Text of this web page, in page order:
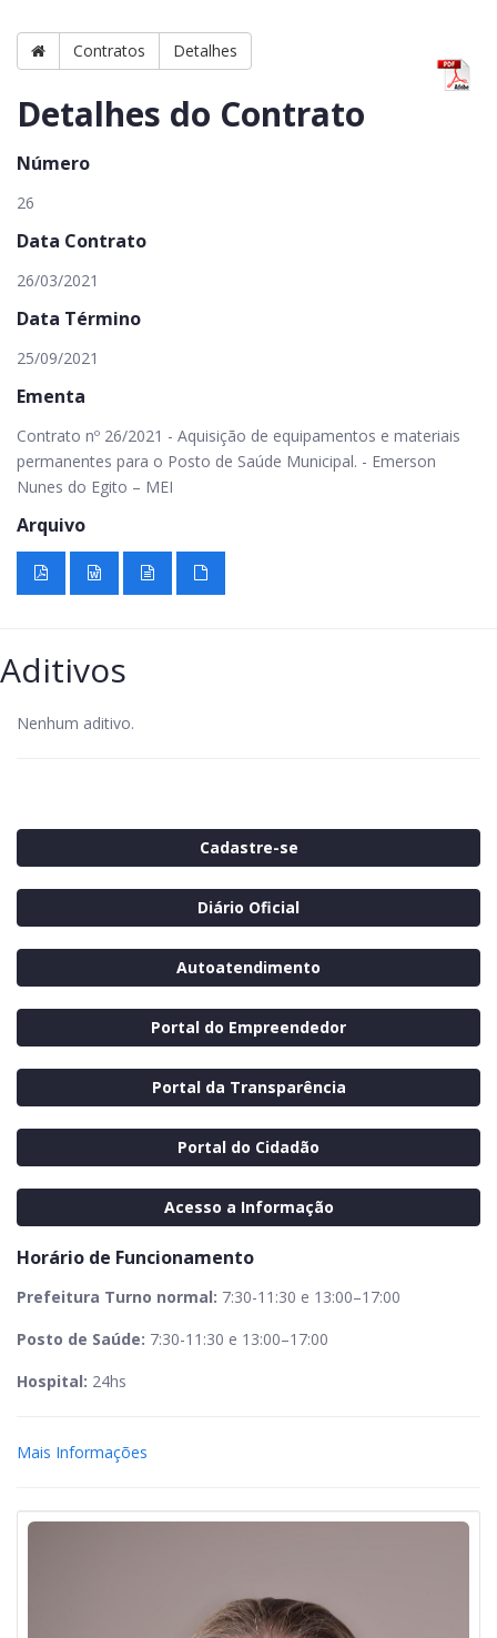
Contratos Detalhes
Detalhes do Contrato
Número
26
Data Contrato
26/03/2021
Data Término
25/09/2021
Ementa
Contrato nº 26/2021 - Aquisição de equipamentos e materiais
permanentes para o Posto de Saúde Municipal. - Emerson
Nunes do Egito – MEI
Arquivo
Aditivos
Nenhum aditivo.
Cadastre-se
Diário Oficial
Autoatendimento
Portal do Empreendedor
Portal da Transparência
Portal do Cidadão
Acesso a Informação
Horário de Funcionamento
Prefeitura Turno normal: 7:30-11:30 e 13:00–17:00
Posto de Saúde: 7:30-11:30 e 13:00–17:00
Hospital: 24hs
Mais Informações